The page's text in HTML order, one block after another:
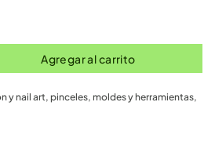
Agregar al carrito
y nail art, pinceles, moldes y herramientas,